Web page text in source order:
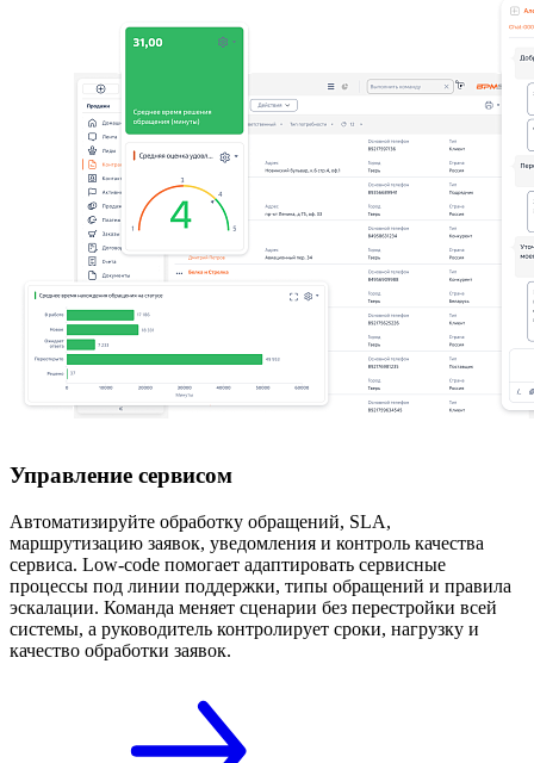
Управление сервисом
Автоматизируйте обработку обращений, SLA,
маршрутизацию заявок, уведомления и контроль качества
сервиса. Low-code помогает адаптировать сервисные
процессы под линии поддержки, типы обращений и правила
эскалации. Команда меняет сценарии без перестройки всей
системы, а руководитель контролирует сроки, нагрузку и
качество обработки заявок.